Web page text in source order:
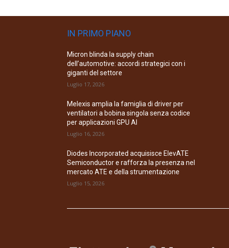
IN PRIMO PIANO
Micron blinda la supply chain
dell’automotive: accordi strategici con i
giganti del settore
Luglio 17, 2026
Melexis amplia la famiglia di driver per
ventilatori a bobina singola senza codice
per applicazioni GPU AI
Luglio 16, 2026
Diodes Incorporated acquisisce ElevATE
Semiconductor e rafforza la presenza nel
mercato ATE e della strumentazione
Luglio 15, 2026